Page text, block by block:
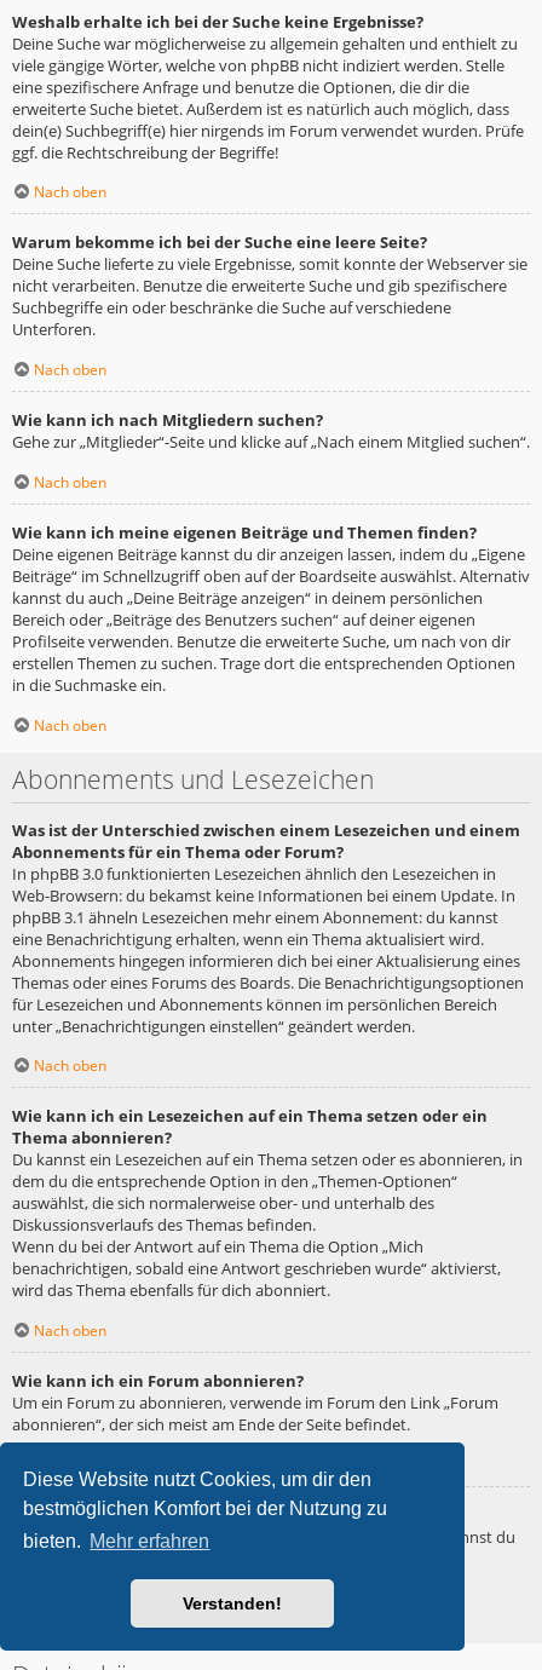
Diese Website nutzt Cookies, um dir den
bestmöglichen Komfort bei der Nutzung zu
bieten. Mehr erfahren
Verstanden!
Weshalb erhalte ich bei der Suche keine Ergebnisse?
Deine Suche war möglicherweise zu allgemein gehalten und enthielt zu
viele gängige Wörter, welche von phpBB nicht indiziert werden. Stelle
eine spezifischere Anfrage und benutze die Optionen, die dir die
erweiterte Suche bietet. Außerdem ist es natürlich auch möglich, dass
dein(e) Suchbegriff(e) hier nirgends im Forum verwendet wurden. Prüfe
ggf. die Rechtschreibung der Begriffe!
Nach oben
Warum bekomme ich bei der Suche eine leere Seite?
Deine Suche lieferte zu viele Ergebnisse, somit konnte der Webserver sie
nicht verarbeiten. Benutze die erweiterte Suche und gib spezifischere
Suchbegriffe ein oder beschränke die Suche auf verschiedene
Unterforen.
Nach oben
Wie kann ich nach Mitgliedern suchen?
Gehe zur „Mitglieder“-Seite und klicke auf „Nach einem Mitglied suchen“.
Nach oben
Wie kann ich meine eigenen Beiträge und Themen finden?
Deine eigenen Beiträge kannst du dir anzeigen lassen, indem du „Eigene
Beiträge“ im Schnellzugriff oben auf der Boardseite auswählst. Alternativ
kannst du auch „Deine Beiträge anzeigen“ in deinem persönlichen
Bereich oder „Beiträge des Benutzers suchen“ auf deiner eigenen
Profilseite verwenden. Benutze die erweiterte Suche, um nach von dir
erstellen Themen zu suchen. Trage dort die entsprechenden Optionen
in die Suchmaske ein.
Nach oben
Abonnements und Lesezeichen
Was ist der Unterschied zwischen einem Lesezeichen und einem
Abonnements für ein Thema oder Forum?
In phpBB 3.0 funktionierten Lesezeichen ähnlich den Lesezeichen in
Web-Browsern: du bekamst keine Informationen bei einem Update. In
phpBB 3.1 ähneln Lesezeichen mehr einem Abonnement: du kannst
eine Benachrichtigung erhalten, wenn ein Thema aktualisiert wird.
Abonnements hingegen informieren dich bei einer Aktualisierung eines
Themas oder eines Forums des Boards. Die Benachrichtigungsoptionen
für Lesezeichen und Abonnements können im persönlichen Bereich
unter „Benachrichtigungen einstellen“ geändert werden.
Nach oben
Wie kann ich ein Lesezeichen auf ein Thema setzen oder ein
Thema abonnieren?
Du kannst ein Lesezeichen auf ein Thema setzen oder es abonnieren, in
dem du die entsprechende Option in den „Themen-Optionen“
auswählst, die sich normalerweise ober- und unterhalb des
Diskussionsverlaufs des Themas befinden.
Wenn du bei der Antwort auf ein Thema die Option „Mich
benachrichtigen, sobald eine Antwort geschrieben wurde“ aktivierst,
wird das Thema ebenfalls für dich abonniert.
Nach oben
Wie kann ich ein Forum abonnieren?
Um ein Forum zu abonnieren, verwende im Forum den Link „Forum
abonnieren“, der sich meist am Ende der Seite befindet.
Wie deaktiviere ich meine Abonnements?
Wenn du mehrere Abonnements deaktivieren möchtest, so kannst du
verwalten“ machen.